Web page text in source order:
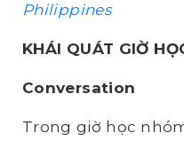
Philippines
KHÁI QUÁT GIỜ
Conversation
Trong giờ học